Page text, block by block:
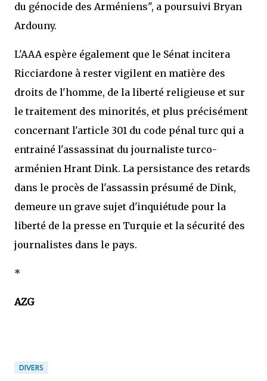
du génocide des Arméniens", a poursuivi Bryan
Ardouny.
L'AAA espère également que le Sénat incitera
Ricciardone à rester vigilent en matière des
droits de l'homme, de la liberté religieuse et sur
le traitement des minorités, et plus précisément
concernant l'article 301 du code pénal turc qui a
entrainé l'assassinat du journaliste turco-
arménien Hrant Dink. La persistance des retards
dans le procès de l'assassin présumé de Dink,
demeure un grave sujet d'inquiétude pour la
liberté de la presse en Turquie et la sécurité des
journalistes dans le pays.
*
AZG
DIVERS